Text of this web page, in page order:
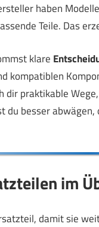
haben
Teile. Das
klare
kompatiblen
dir praktikable
du besser
im
damit sie